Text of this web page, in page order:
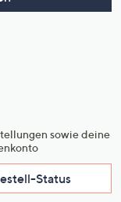
sowie deine
Status